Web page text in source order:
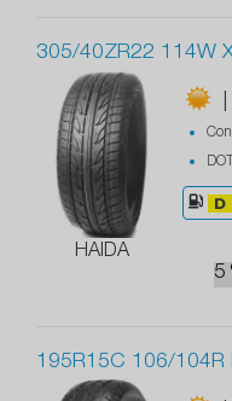
305/40ZR22 114W
HAIDA
|
5
195R15C 106/104R